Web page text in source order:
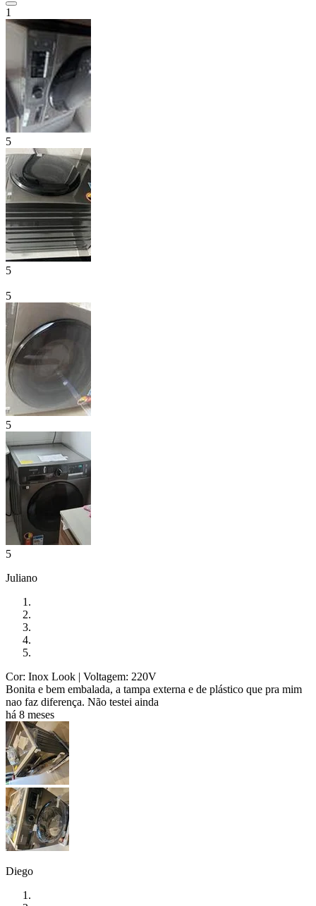
1
5
5
5
5
5
Juliano
Cor: Inox Look | Voltagem: 220V
Bonita e bem embalada, a tampa externa e de plástico que pra mim
nao faz diferença. Não testei ainda
há 8 meses
Diego